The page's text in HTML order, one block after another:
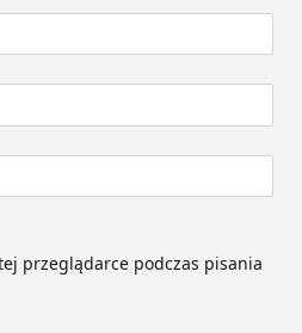
przeglądarce podczas pisania